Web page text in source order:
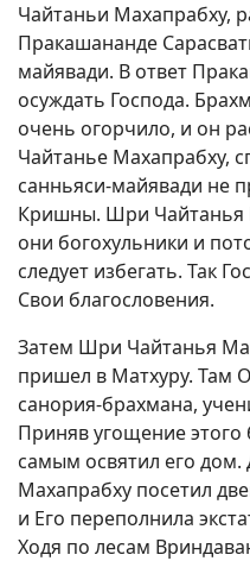
Чайтаньи Махапрабху,
Пракашананде
майявади. В ответ
осуждать Господа.
очень огорчило, и он
Чайтанье Махапрабху,
санньяси-майявади не
Кришны. Шри Чайтанья
они богохульники и
следует избегать. Так
Свои благословения.
Затем Шри Чайтанья
пришел в Матхуру. Там
санория-брахмана,
Приняв угощение этого
самым освятил его
Махапрабху посетил
и Его переполнила
Ходя по лесам